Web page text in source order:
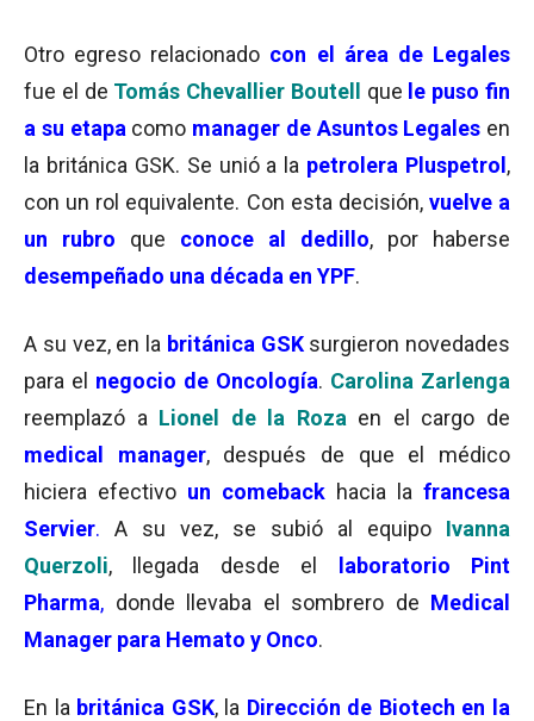
Otro egreso relacionado con el área de Legales
fue el de Tomás Chevallier Boutell que le puso fin
a su etapa como manager de Asuntos Legales en
la británica GSK. Se unió a la petrolera Pluspetrol ,
con un rol equivalente. Con esta decisión, vuelve a
un rubro que conoce al dedillo, por haberse
desempeñado una década en YPF.
A su vez, en la británica GSKsurgieron novedades
para el negocio de Oncología. Carolina Zarlenga
reemplazó a Lionel de la Roza en el cargo de
medical manager, después de que el médico
hiciera efectivo un comeback hacia la francesa
Servier. A su vez, se subió al equipo Ivanna
Querzoli, llegada desde el
laboratorio Pint
Pharma, donde llevaba el sombrero de Medical
Manager para Hemato y Onco.
En la británica GSK, la Dirección de Biotech en la